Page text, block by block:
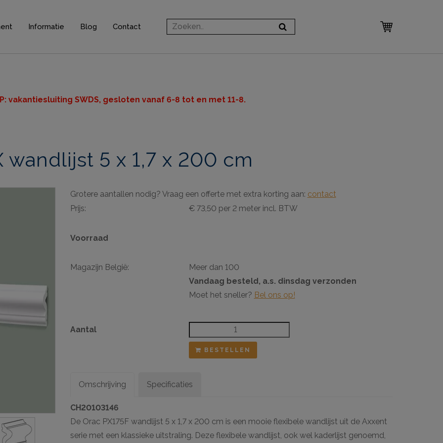
Informatie Blog Contact
vakantiesluiting SWDS, gesloten vanaf 6-8 tot en met 11-8.
wandlijst 5 x 1,7 x 200 cm
Grotere aantallen nodig? Vraag een offerte met extra korting aan: contact
Prijs:
€ 73,50 per 2 meter incl. BTW
Voorraad
Magazijn België:
Meer dan 100
Vandaag besteld, a.s. dinsdag verzonden
Moet het sneller? Bel ons op!
Aantal
BESTELLEN
Omschrijving
CH20103146
De Orac PX175F wandlijst 5 x 1,7 x 200 cm is een mooie flexibele wandlijst uit de Axxent
serie met een klassieke uitstraling. Deze flexibele wandlijst, ook wel kaderlijst genoemd,
Specificaties